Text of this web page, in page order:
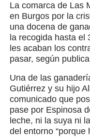
La comarca de Las
en Burgos por la
una docena de
la recogida hasta el
les acaban los
pasar, según
Una de las
Gutiérrez y su hijo
comunicado que
pase por Espinosa
leche, ni la suya ni
del entorno “porque